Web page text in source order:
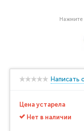
Нажмите
Написать
Цена устарела
Нет в наличии